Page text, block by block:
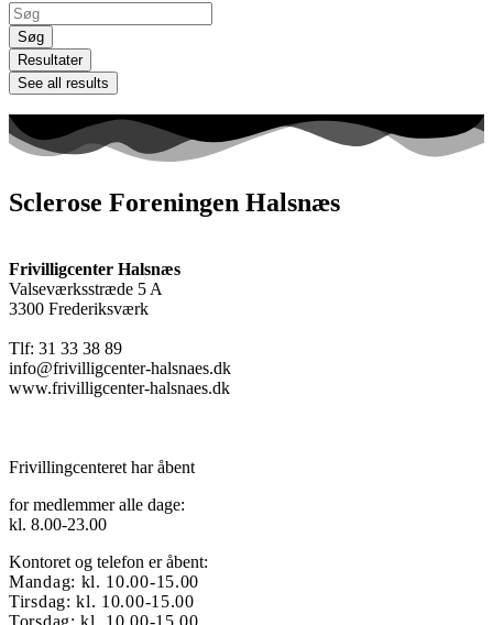
Search
...Søg
Resultater
See all results
Sclerose Foreningen Halsnæs
Frivilligcenter Halsnæs
Valseværksstræde 5 A
3300 Frederiksværk
Tlf: 31 33 38 89
info@frivilligcenter-halsnaes.dk
www.frivilligcenter-halsnaes.dk
Frivillingcenteret har åbent
for medlemmer alle dage:
kl. 8.00-23.00
Kontoret og telefon er åbent:
Mandag: kl. 10.00-15.00
Tirsdag: kl. 10.00-15.00
Torsdag: kl. 10.00-15.00